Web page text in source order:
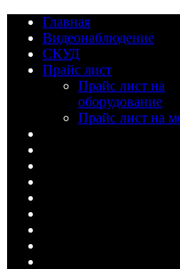
Главная
Видеонаблюдение
СКУД
Прайс лист
Прайс лист на
оборудование
Прайс лист на